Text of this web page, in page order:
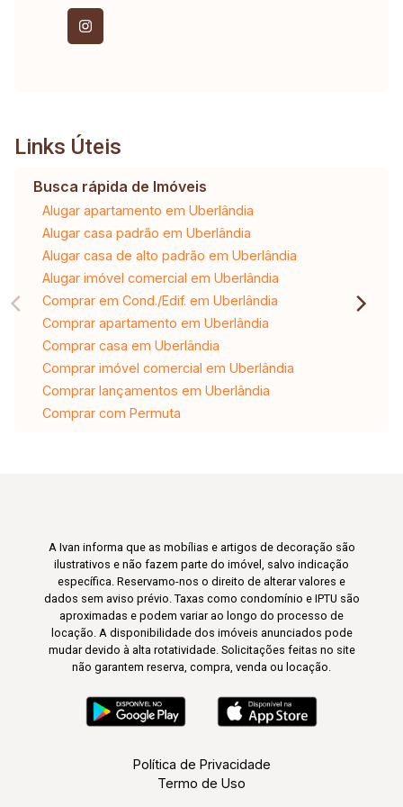
Links Úteis
Busca rápida de Imóveis
Alugar apartamento em Uberlândia
Alugar casa padrão em Uberlândia
Alugar casa de alto padrão em Uberlândia
Alugar imóvel comercial em Uberlândia
Comprar em Cond./Edif. em Uberlândia
Comprar apartamento em Uberlândia
Comprar casa em Uberlândia
Comprar imóvel comercial em Uberlândia
Comprar lançamentos em Uberlândia
Comprar com Permuta
A Ivan informa que as mobílias e artigos de decoração são
ilustrativos e não fazem parte do imóvel, salvo indicação
específica. Reservamo-nos o direito de alterar valores e
dados sem aviso prévio. Taxas como condomínio e IPTU são
aproximadas e podem variar ao longo do processo de
locação. A disponibilidade dos imóveis anunciados pode
mudar devido à alta rotatividade. Solicitações feitas no site
não garantem reserva, compra, venda ou locação.
Política de Privacidade
Termo de Uso